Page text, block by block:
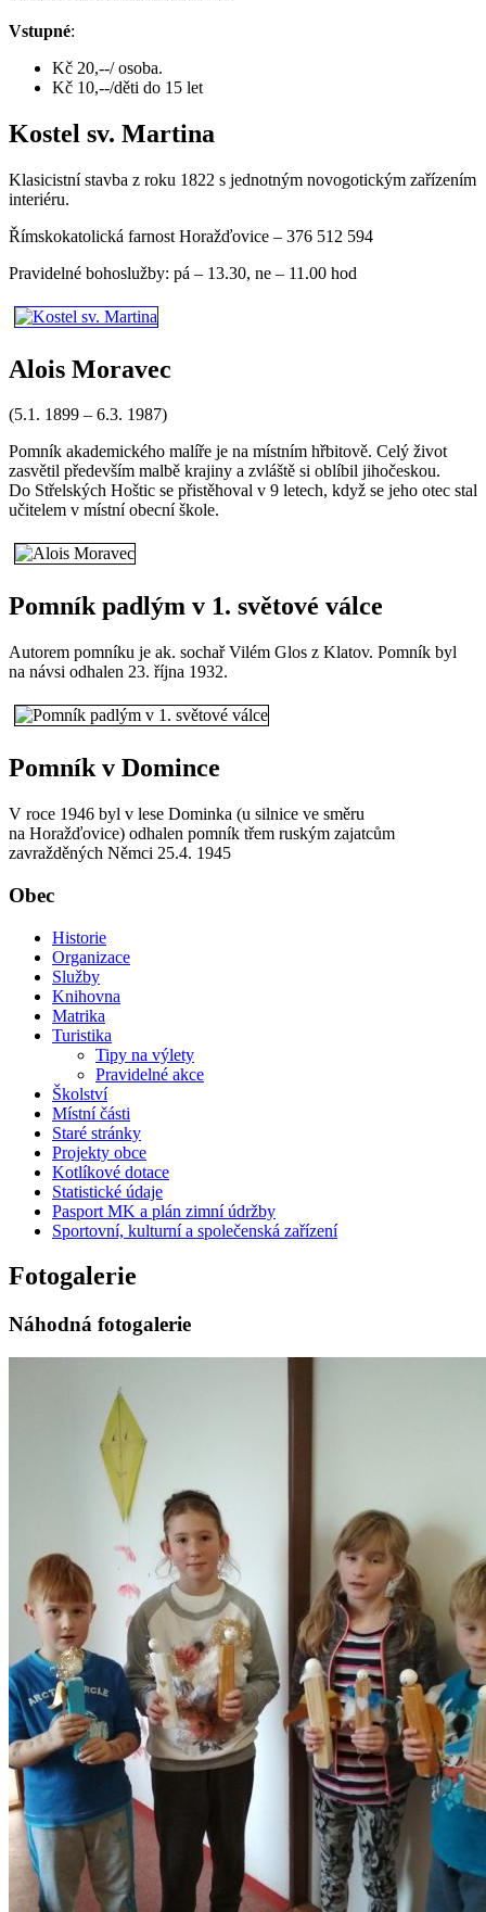
Vstupné:
Kč 20,--/ osoba.
Kč 10,--/děti do 15 let
Kostel sv. Martina
Klasicistní stavba z roku 1822 s jednotným novogotickým zařízením
interiéru.
Římskokatolická farnost Horažďovice – 376 512 594
Pravidelné bohoslužby: pá – 13.30, ne – 11.00 hod
Alois Moravec
(5.1. 1899 – 6.3. 1987)
Pomník akademického malíře je na místním hřbitově. Celý život
zasvětil především malbě krajiny a zvláště si oblíbil jihočeskou.
Do Střelských Hoštic se přistěhoval v 9 letech, když se jeho otec stal
učitelem v místní obecní škole.
Pomník padlým v 1. světové válce
Autorem pomníku je ak. sochař Vilém Glos z Klatov. Pomník byl
na návsi odhalen 23. října 1932.
Pomník v Domince
V roce 1946 byl v lese Dominka (u silnice ve směru
na Horažďovice) odhalen pomník třem ruským zajatcům
zavražděných Němci 25.4. 1945
Obec
Historie
Organizace
Služby
Knihovna
Matrika
Turistika
Tipy na výlety
Pravidelné akce
Školství
Místní části
Staré stránky
Projekty obce
Kotlíkové dotace
Statistické údaje
Pasport MK a plán zimní údržby
Sportovní, kulturní a společenská zařízení
Fotogalerie
Náhodná fotogalerie